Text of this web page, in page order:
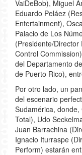
VaiDeBob), Miguel
Eduardo Peláez
Entertainment),
Palacio de Los
(Presidente/Director
Control
del Departamento
de Puerto Rico),
Por otro lado, un
del escenario
Sudamérica,
Total), Udo
Juan Barrachina
Ignacio Iturraspe
Perform) estarán